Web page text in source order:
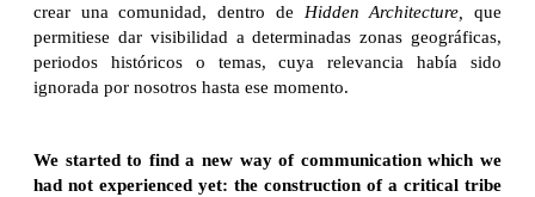
crear una comunidad, dentro de Hidden Architecture, que
permitiese dar visibilidad a determinadas zonas geográficas,
periodos históricos o temas, cuya relevancia había sido
ignorada por nosotros hasta ese momento.
We started to find a new way of communication which we
had not experienced yet: the construction of a critical tribe